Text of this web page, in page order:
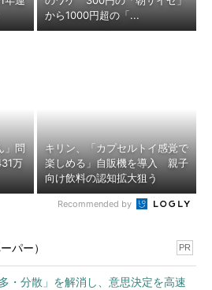
から1000円超の「...
」問
万
キリン、「カプセルトイ感覚で
楽しめる」自販機を導入 親子
向け飲料の認知拡大狙う
Recommended by
パー） PR
・分散」を解消し、意思決定を高速